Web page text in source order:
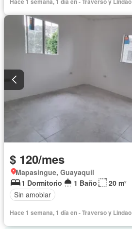
$ 120/mes
Mapasingue, Guayaquil
1 Dormitorio
1 Baño
20 m²
Sin amoblar
Hace 1 semana, 1 día en - Traverso y Lindao